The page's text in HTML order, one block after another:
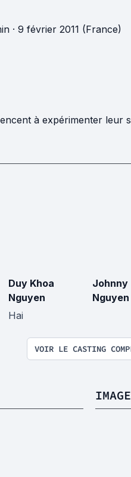
· 9 février 2011 (France)
à expérimenter leur
Duy Khoa
Nguyen
Hai
Johnny
Nguyen
VOIR LE CASTING